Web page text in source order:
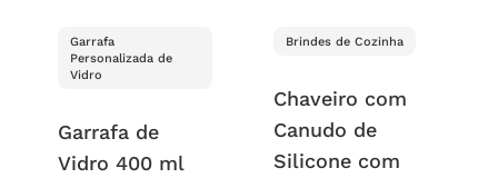
Garrafa
Personalizada de
Vidro
Garrafa de
Vidro 400 ml
Brindes de Cozinha
Chaveiro com
Canudo de
Silicone com